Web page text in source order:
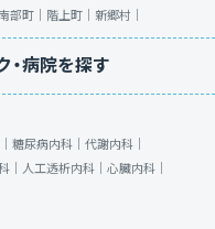
部町｜ 階上町｜ 新郷村｜
・病院を探す
糖尿病内科｜ 代謝内科｜
｜ 人工透析内科｜ 心臓内科｜